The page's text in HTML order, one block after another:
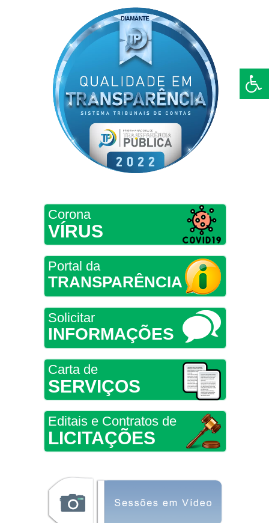
Corona
VÍRUS
Portal da
TRANSPARÊNCIA
Solicitar
INFORMAÇÕES
Carta de
SERVIÇOS
Editais e Contratos de
LICITAÇÕES